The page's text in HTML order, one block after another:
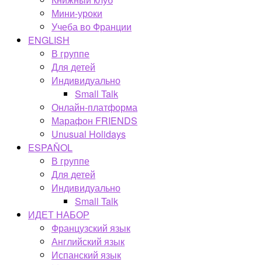
Мини-уроки
Учеба во Франции
ENGLISH
В группе
Для детей
Индивидуально
Small Talk
Онлайн-платформа
Марафон FRIENDS
Unusual Holidays
ESPAÑOL
В группе
Для детей
Индивидуально
Small Talk
ИДЕТ НАБОР
Французский язык
Английский язык
Испанский язык